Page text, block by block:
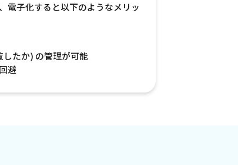
電子化すると以下のようなメリッ
したか) の管理が可能
避